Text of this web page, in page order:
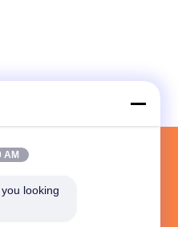
ATM
AM
looking